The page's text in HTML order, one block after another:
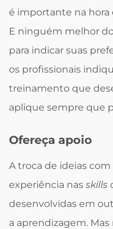
é importante na
E ninguém melhor
para indicar suas
os profissionais
treinamento que
aplique sempre que
Ofereça apoio
A troca de ideias
experiência nas skills
desenvolvidas em
a aprendizagem.